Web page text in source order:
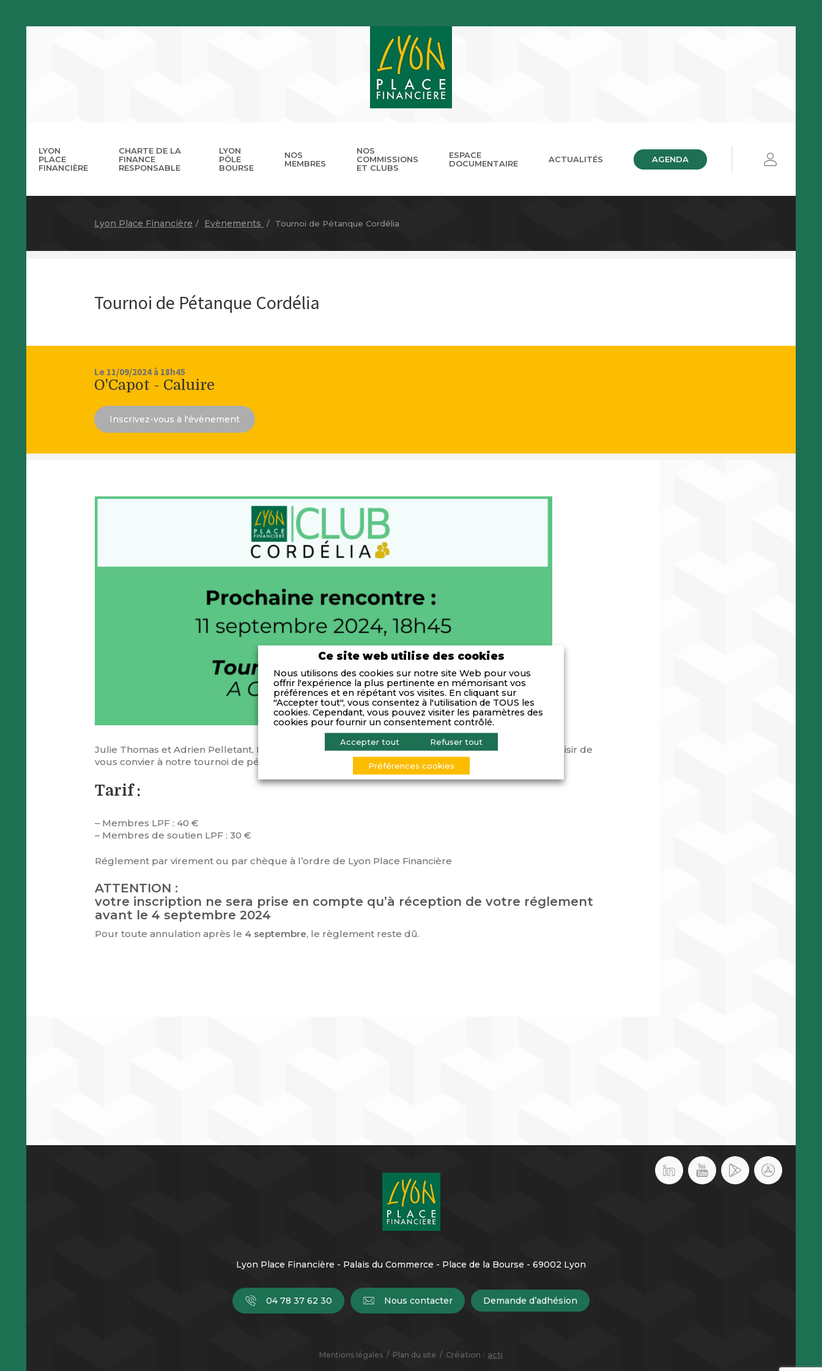
LYON
PLACE
FINANCIÈRE
La gouvernance Les missions Le réseau des Places Financières
CHARTE DE LA
FINANCE
RESPONSABLE
LYON
PÔLE
BOURSE
Présentation Les RDV de LPB Le Forum LPB
NOS
MEMBRES
Annuaire Devenir membre Club Cordélia Photothèque
NOS
COMMISSIONS
ET CLUBS
ESPACE
DOCUMENTAIRE
ACTUALITÉS AGENDA
Lyon Place Financière Evènements Tournoi de Pétanque Cordélia
Tournoi de Pétanque Cordélia
Le 11/09/2024 à 18h45
O'Capot - Caluire
Inscrivez-vous à l'évènement
Julie Thomas et Adrien Pelletant, Présidents du Club Cordélia, et l’ensemble du bureau ont le plaisir de
vous convier à notre tournoi de pétanque annuel, avec cocktail dînatoire.
Tarif :
– Membres LPF : 40 €
– Membres de soutien LPF : 30 €
Réglement par virement ou par chèque à l’ordre de Lyon Place Financière
ATTENTION :
votre inscription ne sera prise en compte qu’à réception de votre réglement
avant le 4 septembre 2024
Pour toute annulation après le 4 septembre, le règlement reste dû.
Lyon Place Financière - Palais du Commerce - Place de la Bourse - 69002 Lyon
04 78 37 62 30 Nous contacter Demande d’adhésion
Mentions légales Plan du site Création : acti
Ce site web utilise des cookies
Nous utilisons des cookies sur notre site Web pour vous
offrir l'expérience la plus pertinente en mémorisant vos
préférences et en répétant vos visites. En cliquant sur
"Accepter tout", vous consentez à l'utilisation de TOUS les
cookies. Cependant, vous pouvez visiter les paramètres des
cookies pour fournir un consentement contrôlé.
Accepter tout Refuser tout
Préférences cookies